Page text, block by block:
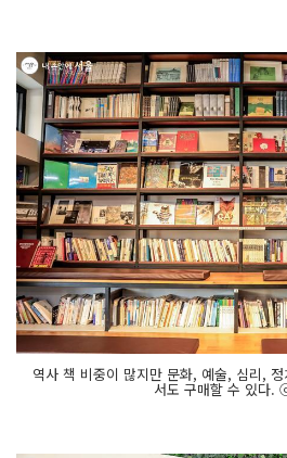
역사 책 비중이 많지만 문화, 예술, 심리,
서도 구매할 수 있다.